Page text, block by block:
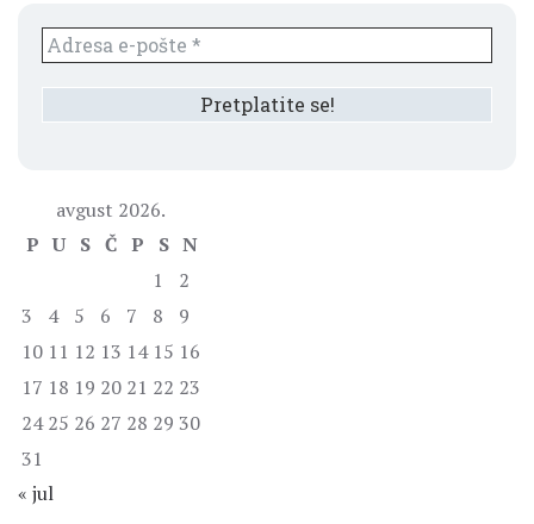
avgust 2026.
P U S Č P S N
1
2
3
4 5 6 7 8
9
10 11 12 13 14 15 16
17 18 19 20 21 22 23
24 25 26 27 28 29 30
31
« jul